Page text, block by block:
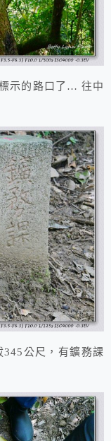
示的路口了… 往中
公尺，有鑛務課